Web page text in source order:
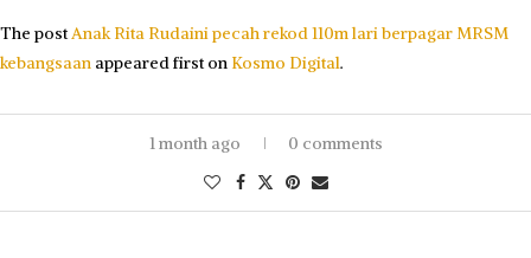
The postAnak Rita Rudaini pecah rekod 110m lari berpagar MRSM
kebangsaan appeared first on Kosmo Digital.
1 month ago 0 comments